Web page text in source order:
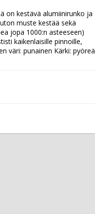
on kestävä alumiinirunko ja
muste kestää sekä
jopa 1000:n asteeseen)
kaikenlaisille pinnoille,
väri: punainen Kärki: pyöreä